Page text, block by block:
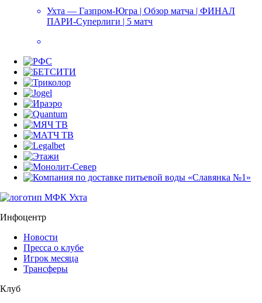
Ухта — Газпром-Югра | Обзор матча | ФИНАЛ
ПАРИ-Суперлиги | 5 матч
Инфоцентр
Новости
Пресса о клубе
Игрок месяца
Трансферы
Клуб